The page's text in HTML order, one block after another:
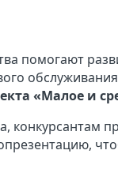
помогают
«Малое и
конкурсантам